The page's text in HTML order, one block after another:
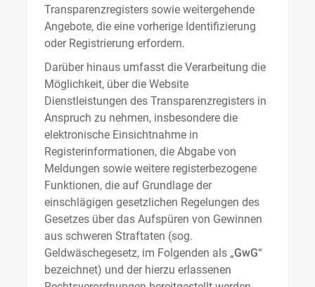
Transparenzregisters sowie weitergehende
Angebote, die eine vorherige Identifizierung
oder Registrierung erfordern.
Darüber hinaus umfasst die Verarbeitung die
Möglichkeit, über die Website
Dienstleistungen des Transparenzregisters in
Anspruch zu nehmen, insbesondere die
elektronische Einsichtnahme in
Registerinformationen, die Abgabe von
Meldungen sowie weitere registerbezogene
Funktionen, die auf Grundlage der
einschlägigen gesetzlichen Regelungen des
Gesetzes über das Aufspüren von Gewinnen
aus schweren Straftaten (sog.
Geldwäschegesetz, im Folgenden als „GwG“
bezeichnet) und der hierzu erlassenen